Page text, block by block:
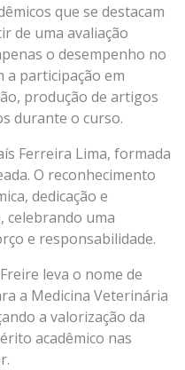
que se destacam
de uma avaliação
o desempenho no
a participação em
produção de artigos
durante o curso.
Ferreira Lima, formada
O reconhecimento
dedicação e
celebrando uma
e responsabilidade.
leva o nome de
a Medicina Veterinária
a valorização da
acadêmico nas